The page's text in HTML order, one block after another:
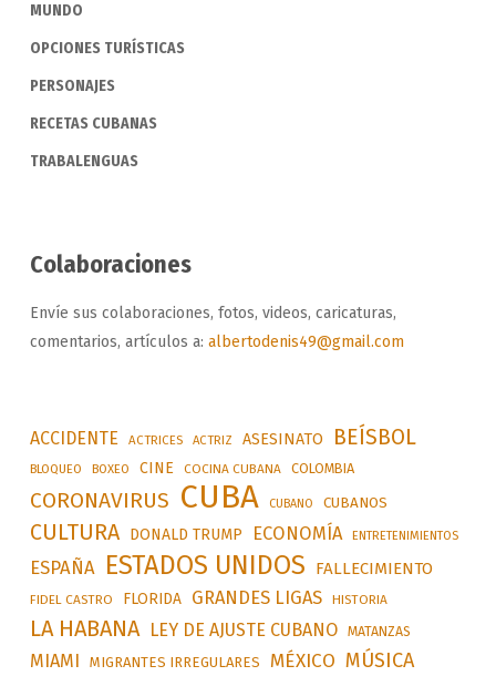
MUNDO
OPCIONES TURÍSTICAS
PERSONAJES
RECETAS CUBANAS
TRABALENGUAS
Colaboraciones
Envíe sus colaboraciones, fotos, videos, caricaturas,
comentarios, artículos a: albertodenis49@gmail.com
ACCIDENTE ACTRICES ACTRIZ ASESINATO BEÍSBOL
BLOQUEO BOXEO CINE COCINA CUBANA COLOMBIA
CORONAVIRUS CUBA CUBANO CUBANOS
CULTURA DONALD TRUMP ECONOMÍA ENTRETENIMIENTOS
ESPAÑA ESTADOS UNIDOS FALLECIMIENTO
FIDEL CASTRO FLORIDA GRANDES LIGAS HISTORIA
LA HABANA LEY DE AJUSTE CUBANO MATANZAS
MIAMI MIGRANTES IRREGULARES MÉXICO MÚSICA